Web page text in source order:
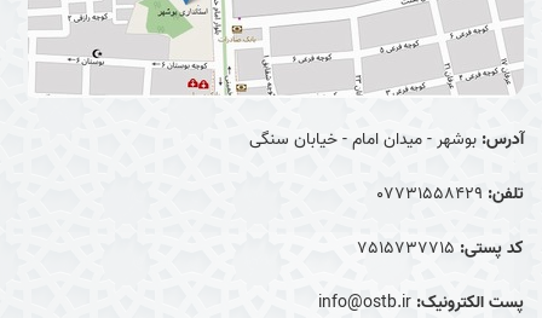
آدرس: بوشهر - میدان امام - خیابان سنگی
تلفن: 07731558429
کد پستی: 7515737715
پست الکترونیک: info@ostb.ir